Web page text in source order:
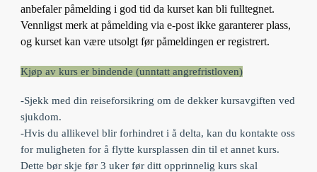
anbefaler påmelding i god tid da kurset kan bli fulltegnet.
Vennligst merk at påmelding via e-post ikke garanterer plass,
og kurset kan være utsolgt før påmeldingen er registrert.
Kjøp av kurs er bindende (unntatt angrefristloven)
-Sjekk med din reiseforsikring om de dekker kursavgiften ved
sjukdom.
-Hvis du allikevel blir forhindret i å delta, kan du kontakte oss
for muligheten for å flytte kursplassen din til et annet kurs.
Dette bør skje før 3 uker før ditt opprinnelig kurs skal